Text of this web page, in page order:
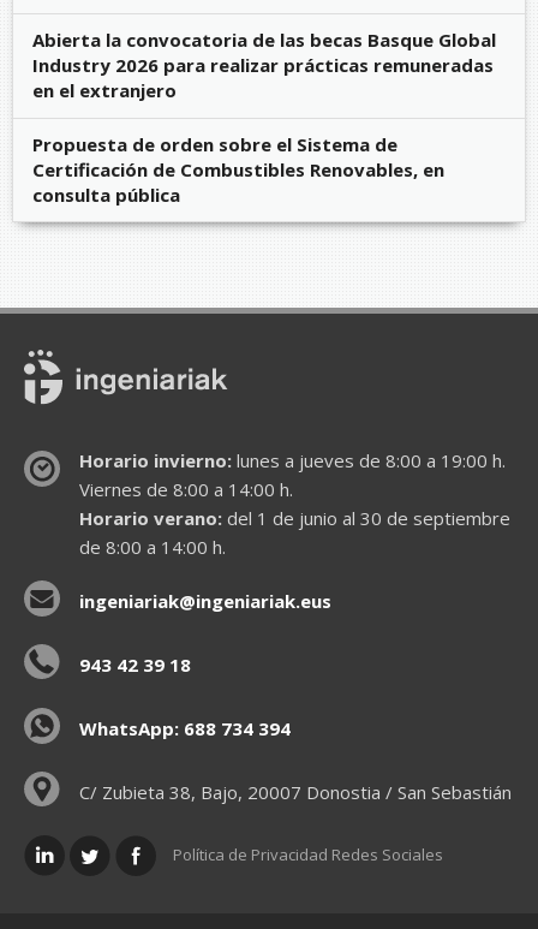
Abierta la convocatoria de las becas Basque Global
Industry 2026 para realizar prácticas remuneradas
en el extranjero
Propuesta de orden sobre el Sistema de
Certificación de Combustibles Renovables, en
consulta pública
Horario invierno:lunes a jueves de 8:00 a 19:00 h.
Viernes de 8:00 a 14:00 h.
Horario verano:del 1 de junio al 30 de septiembre
de 8:00 a 14:00 h.
ingeniariak@ingeniariak.eus
943 42 39 18
WhatsApp: 688 734 394
C/ Zubieta 38, Bajo, 20007 Donostia / San Sebastián
Política de Privacidad Redes Sociales